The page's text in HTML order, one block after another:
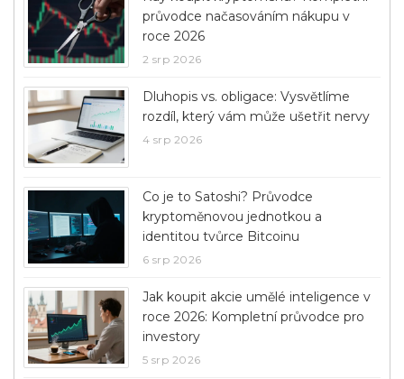
průvodce načasováním nákupu v
roce 2026
2 srp 2026
Dluhopis vs. obligace: Vysvětlíme
rozdíl, který vám může ušetřit nervy
4 srp 2026
Co je to Satoshi? Průvodce
kryptoměnovou jednotkou a
identitou tvůrce Bitcoinu
6 srp 2026
Jak koupit akcie umělé inteligence v
roce 2026: Kompletní průvodce pro
investory
5 srp 2026